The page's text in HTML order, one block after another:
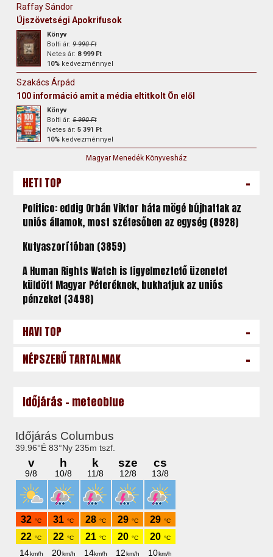
Raffay Sándor
Újszövetségi Apokrifusok
Könyv
Bolti ár:9 990 Ft
Netes ár: 8 999 Ft
10% kedvezménnyel
Szakács Árpád
100 információ amit a média eltitkolt Ön elől
Könyv
Bolti ár:5 990 Ft
Netes ár:5 391 Ft
10% kedvezménnyel
Magyar Menedék Könyvesház
HETI TOP -
Politico: eddig Orbán Viktor háta mögé bújhattak az
uniós államok, most szétesőben az egység (8928)
Kutyaszorítóban (3859)
A Human Rights Watch is figyelmeztető üzenetet
küldött Magyar Péteréknek, bukhatjuk az uniós
pénzeket (3498)
HAVI TOP -
NÉPSZERŰ TARTALMAK -
Időjárás - meteoblue